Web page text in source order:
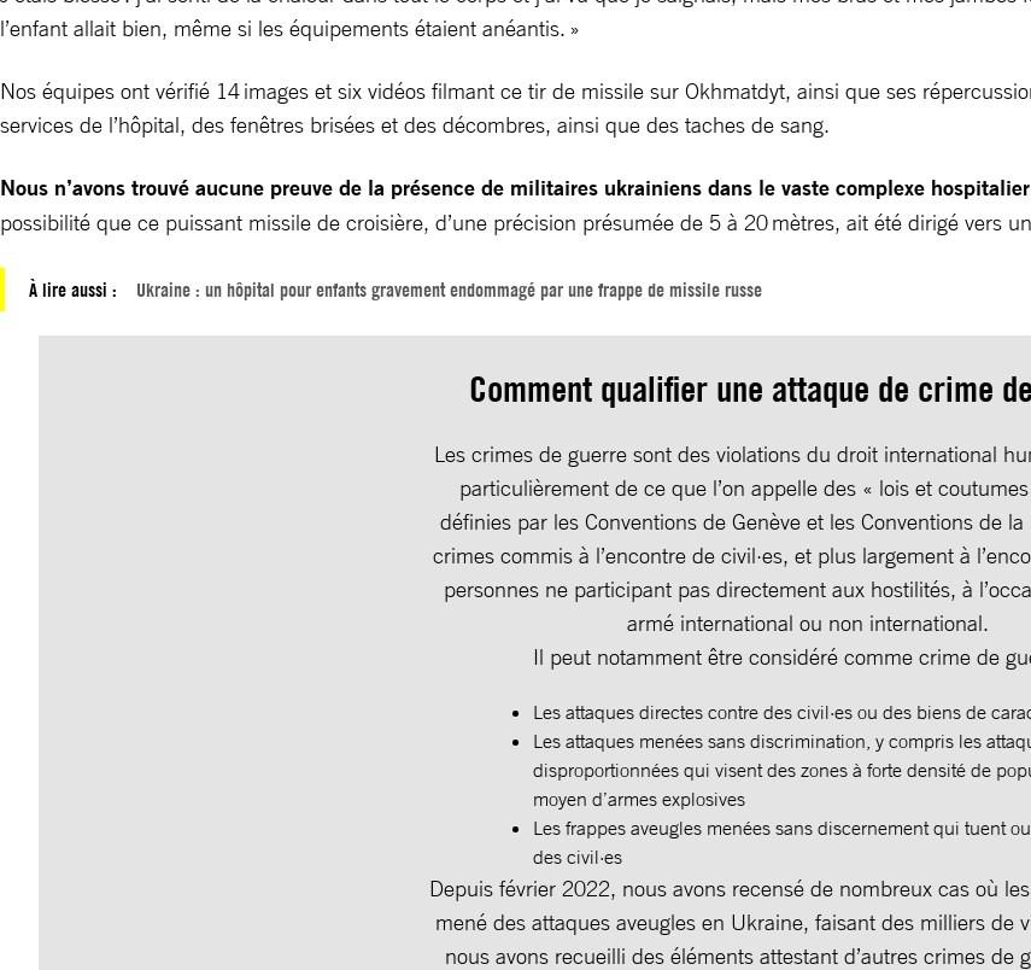
l’enfant allait bien, même si les équipements étaient anéantis. »
Nos équipes ont vérifié 14 images et six vidéos filmant ce tir de missile sur Okhmatdyt, ainsi que ses
services de l’hôpital, des fenêtres brisées et des décombres, ainsi que des taches de sang.
Nous n’avons trouvé aucune preuve de la présence de militaires ukrainiens dans le vaste complexe
possibilité que ce puissant missile de croisière, d’une précision présumée de 5 à 20 mètres, ait été dirigé vers
À lire aussi : Ukraine : un hôpital pour enfants gravement endommagé par une frappe de missile russe
Comment qualifier une attaque de crime
Les crimes de guerre sont des violations du droit international
particulièrement de ce que l’on appelle des « lois et
définies par les Conventions de Genève et les Conventions de la
crimes commis à l’encontre de civil·es, et plus largement à
personnes ne participant pas directement aux hostilités, à
armé international ou non international.
Il peut notamment être considéré comme crime de
Les attaques directes contre des civil·es ou des biens de
Les attaques menées sans discrimination, y compris les
disproportionnées qui visent des zones à forte densité de
moyen d’armes explosives
Les frappes aveugles menées sans discernement qui tuent
des civil·es
Depuis février 2022, nous avons recensé de nombreux cas où
mené des attaques aveugles en Ukraine, faisant des milliers de
nous avons recueilli des éléments attestant d’autres crimes de